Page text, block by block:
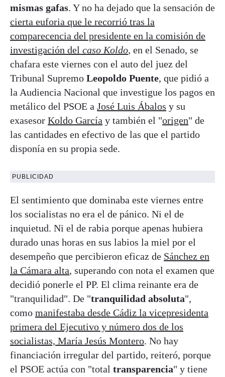
mismas gafas. Y no ha dejado que la sensación de
cierta euforia que le recorrió tras la
comparecencia del presidente en la comisión de
investigación del caso Koldo, en el Senado, se
chafara este viernes con el auto del juez del
Tribunal Supremo Leopoldo Puente, que pidió a
la Audiencia Nacional que investigue los pagos en
metálico del PSOE a José Luis Ábalos y su
exasesor Koldo García y también el "origen" de
las cantidades en efectivo de las que el partido
disponía en su propia sede.
PUBLICIDAD
El sentimiento que dominaba este viernes entre
los socialistas no era el de pánico. Ni el de
inquietud. Ni el de rabia porque apenas hubiera
durado unas horas en sus labios la miel por el
desempeño que percibieron eficaz de Sánchez en
la Cámara alta, superando con nota el examen que
decidió ponerle el PP. El clima reinante era de
"tranquilidad". De "tranquilidad absoluta",
como manifestaba desde Cádiz la vicepresidenta
primera del Ejecutivo y número dos de los
socialistas, María Jesús Montero. No hay
financiación irregular del partido, reiteró, porque
el PSOE actúa con "total transparencia" y tiene